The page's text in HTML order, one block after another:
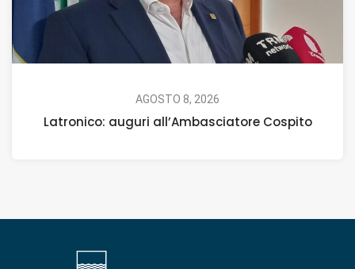
AGOSTO 8, 2026
Latronico: auguri all’Ambasciatore Cospito